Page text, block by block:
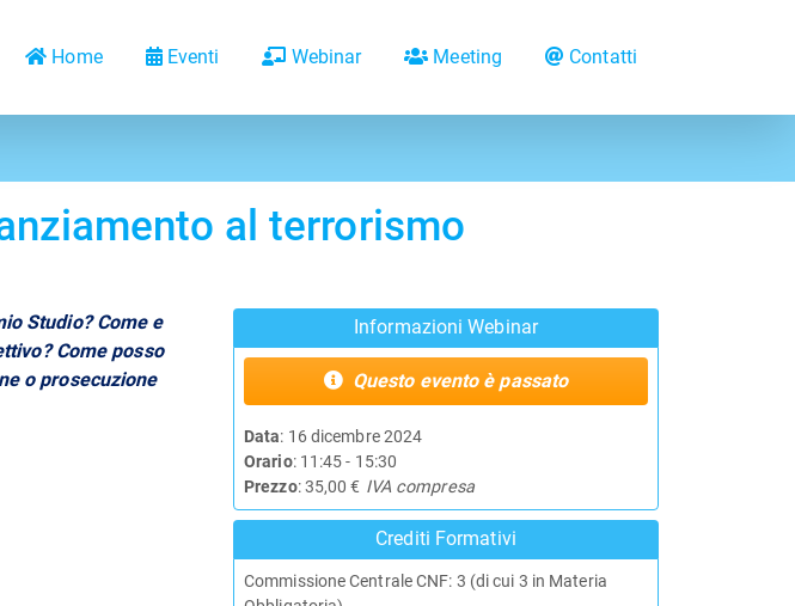
Home Eventi Webinar Meeting Contatti
al terrorismo
Studio? Come e
Come posso
o prosecuzione
Informazioni Webinar
Questo evento è passato
Data: 16 dicembre 2024
Orario: 11:45 - 15:30
Prezzo: 35,00 € IVA compresa
Crediti Formativi
Commissione Centrale CNF: 3 (di cui 3 in Materia